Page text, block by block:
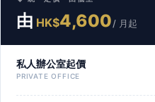
由 HK$4,600/ 月起
私人辦公室起價
PRIVATE OFFICE